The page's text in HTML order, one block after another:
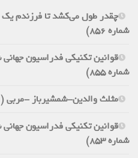
چقدر طول می‌کشد تا فرزندم یک
شماره 856)
شماره 855)
مثلث والدین-شمشیرباز -مربی (اثر
شماره 853)